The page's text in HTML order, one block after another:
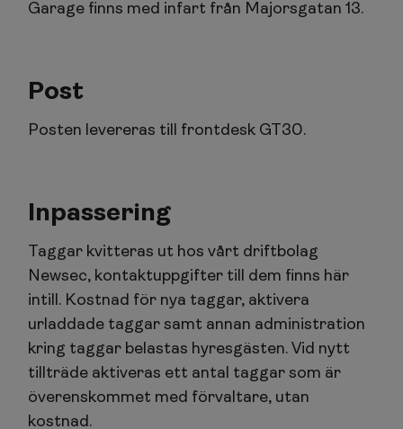
Garage finns med infart från Majorsgatan 13.
Post
Posten levereras till frontdesk GT30.
Inpassering
Taggar kvitteras ut hos vårt driftbolag
Newsec, kontaktuppgifter till dem finns här
intill. Kostnad för nya taggar, aktivera
urladdade taggar samt annan administration
kring taggar belastas hyresgästen. Vid nytt
tillträde aktiveras ett antal taggar som är
överenskommet med förvaltare, utan
kostnad.